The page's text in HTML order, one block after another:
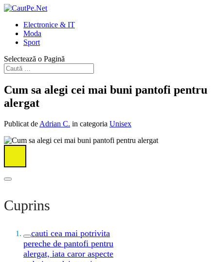
Electronice & IT
Moda
Sport
Selectează o Pagină
Cum sa alegi cei mai buni pantofi pentru
alergat
Publicat de Adrian C. in categoria Unisex
Cuprins
cauti cea mai potrivita
pereche de pantofi pentru
alergat, iata caror aspecte